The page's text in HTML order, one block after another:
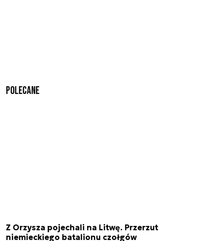
Polecane
Z Orzysza pojechali na Litwę. Przerzut
niemieckiego batalionu czołgów